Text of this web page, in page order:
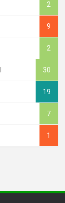
2
9
2
30
19
7
1